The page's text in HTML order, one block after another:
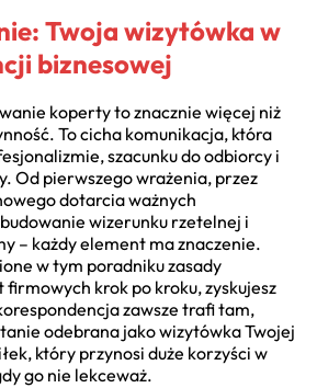
Twoja wizytówka w
biznesowej
koperty to znacznie więcej niż
To cicha komunikacja, która
szacunku do odbiorcy i
Od pierwszego wrażenia, przez
dotarcia ważnych
wizerunku rzetelnej i
– każdy element ma znaczenie.
w tym poradniku zasady
krok po kroku, zyskujesz
zawsze trafi tam,
odebrana jako wizytówka Twojej
który przynosi duże korzyści w
go nie lekceważ.